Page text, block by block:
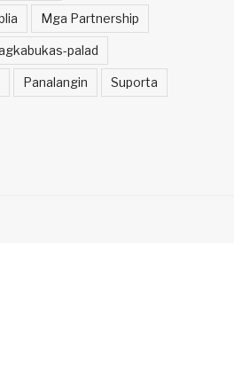
Mga Partnership
palad
Panalangin Suporta